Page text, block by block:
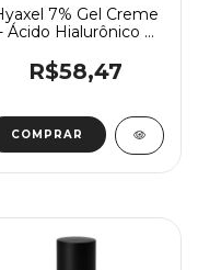
7% Gel Creme
Ácido Hialurônico +
R$58,47
COMPRAR